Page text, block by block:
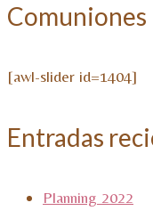
Comuniones
[awl-slider id=1404]
Entradas
Planning 2022